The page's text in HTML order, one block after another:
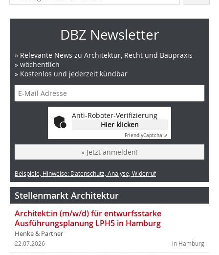
DBZ Newsletter
» Relevante News zu Architektur, Recht und Baupraxis
» wöchentlich
» Kostenlos und jederzeit kündbar
Anti-Roboter-Verifizierung
Hier klicken
FriendlyCaptcha ⇗
» Jetzt anmelden!
Beispiele, Hinweise: Datenschutz, Analyse, Widerruf
Stellenmarkt Architektur
Architekt:in (m/w/d) für entwurfsstarke
Ausführungsplanung LPH5 in Hamburg
Henke & Partner
in Hamburg
22.07.2026